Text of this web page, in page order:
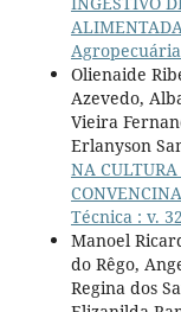
Olienaide
Azevedo,
Vieira
Erlanyson
NA CULTURA
Técnica : v.
Manoel
do Rêgo,
Regina dos